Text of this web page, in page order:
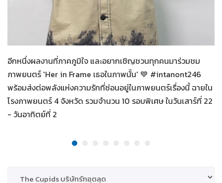
07-08-2569
Her in Frame เธอในภาพนั้น
อีกหนึ่งผลงานที่ภาคภูมิใจ และอยากเชิญชวนทุกคนมาร่วมชม
ภาพยนตร์ 'Her in Frame เธอในภาพนั้น' 💙 #intanont246
พร้อมส่งต่อพลังแห่งความรักที่ซ่อนอยู่ในภาพยนตร์เรื่องนี้ ฉายใน
โรงภาพยนตร์ 4 จังหวัด รวมจำนวน 10 รอบพิเศษ ในวันเสาร์ที่ 22
- วันอาทิตย์ที่ 2